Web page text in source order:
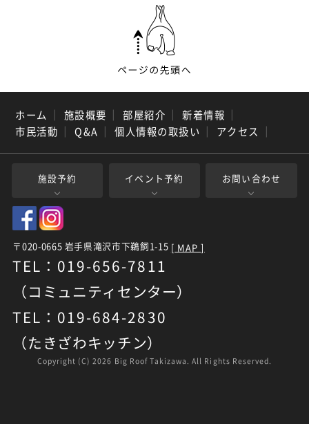
ホーム ｜ 施設概要 ｜ 部屋紹介 ｜ 新着情報 ｜
市民活動 ｜ Q&A ｜ 個人情報の取扱い ｜ アクセス ｜
施設予約 イベント予約 お問い合わせ
〒020-0665 岩手県滝沢市下鵜飼1-15 [ MAP ]
TEL：019-656-7811
（コミュニティセンター）
TEL：019-684-2830
（たきざわキッチン）
Copyright (C)2026 Big Roof Takizawa. All Rights Reserved.